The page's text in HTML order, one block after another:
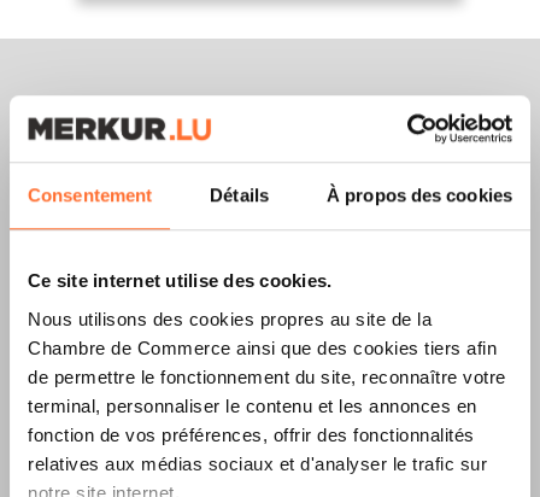
Consentement Détails À propos des cookies
Ce site internet utilise des cookies.
Nous utilisons des cookies propres au site de la
Chambre de Commerce ainsi que des cookies tiers afin
de permettre le fonctionnement du site, reconnaître votre
terminal, personnaliser le contenu et les annonces en
fonction de vos préférences, offrir des fonctionnalités
relatives aux médias sociaux et d'analyser le trafic sur
notre site internet.
Merkur Magazine
L’ÉDITIONÉTÉ
2026EST
DISPONIBLE !
LIRE LA DERNIÈRE ÉDITION E-PAPER